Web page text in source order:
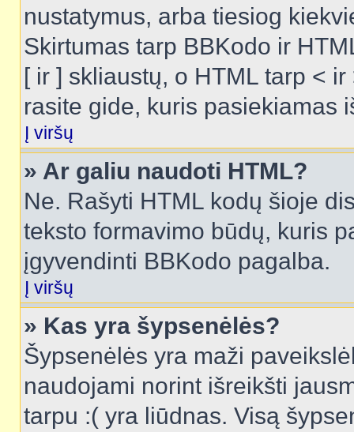
nustatymus, arba tiesiog
Skirtumas tarp BBKodo ir
[ ir ] skliaustų, o HTML tarp <
rasite gide, kuris pasiekiamas
Į viršų
» Ar galiu naudoti HTML?
Ne. Rašyti HTML kodų šioje
teksto formavimo būdų, kuris
įgyvendinti BBKodo pagalba.
Į viršų
» Kas yra šypsenėlės?
Šypsenėlės yra maži
naudojami norint išreikšti
tarpu :( yra liūdnas. Visą